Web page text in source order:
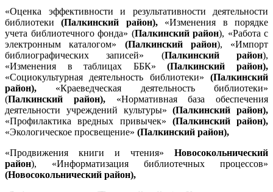
«Оценка эффективности и результативности деятельности
библиотеки(Палкинский район),«Изменения в порядке
учета библиотечного фонда» (Палкинский район), «Работа с
электронным каталогом» (Палкинский район), «Импорт
библиографических записей» (Палкинский район),
«Изменения в таблицах ББК»(Палкинский район),
«Социокультурная деятельность библиотеки» (Палкинский
район), «Краеведческая деятельность библиотеки»
(Палкинский район),«Нормативная база обеспечения
деятельности учреждений культуры»(Палкинский район),
«Профилактика вредных привычек» (Палкинский район),
«Экологическое просвещение» (Палкинский район),
«Продвижения книги и чтения» Новосокольнический
район), «Информатизация библиотечных процессов»
(Новосокольнический район),